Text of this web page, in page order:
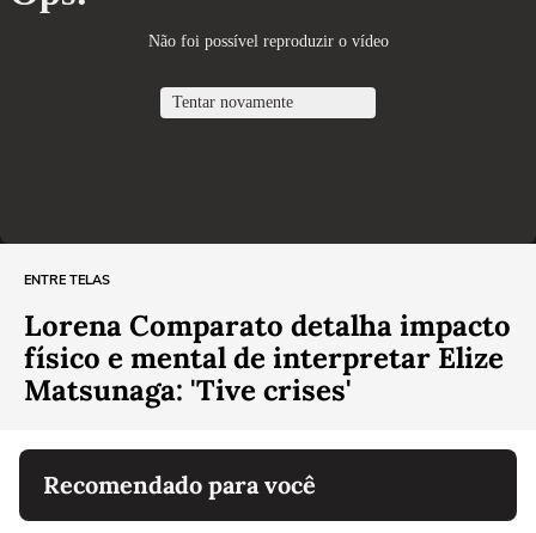
ENTRE TELAS
Lorena Comparato detalha impacto
físico e mental de interpretar Elize
Matsunaga: 'Tive crises'
Recomendado para você